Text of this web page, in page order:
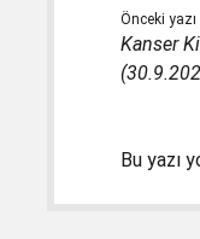
Önceki yazı
Kanser
Bu yazı